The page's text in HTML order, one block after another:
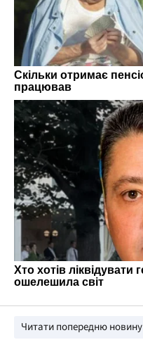
Читати попередню новину